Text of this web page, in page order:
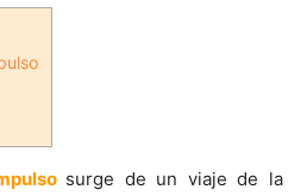
surge de un viaje de la